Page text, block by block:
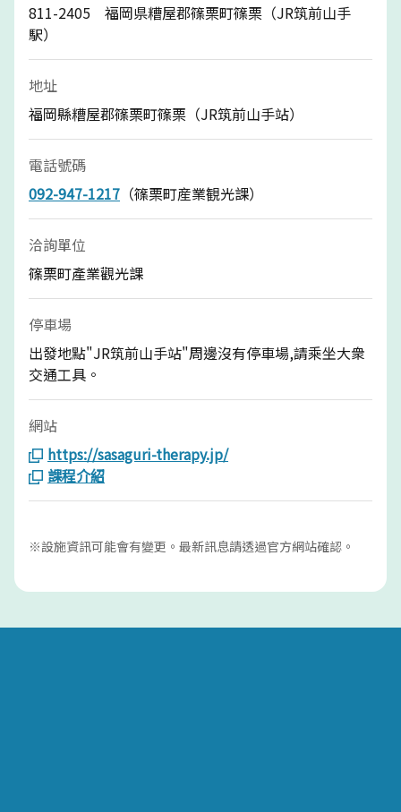
811-2405 福岡県糟屋郡篠栗町篠栗（JR筑前山手
駅）
地址
福岡縣糟屋郡篠栗町篠栗（JR筑前山手站）
電話號碼
092-947-1217 （篠栗町産業観光課）
洽詢單位
篠栗町產業觀光課
停車場
出發地點"JR筑前山手站"周邊沒有停車場,請乘坐大衆
交通工具。
網站
https://sasaguri-therapy.jp/
課程介紹
※設施資訊可能會有變更。最新訊息請透過官方網站確認。